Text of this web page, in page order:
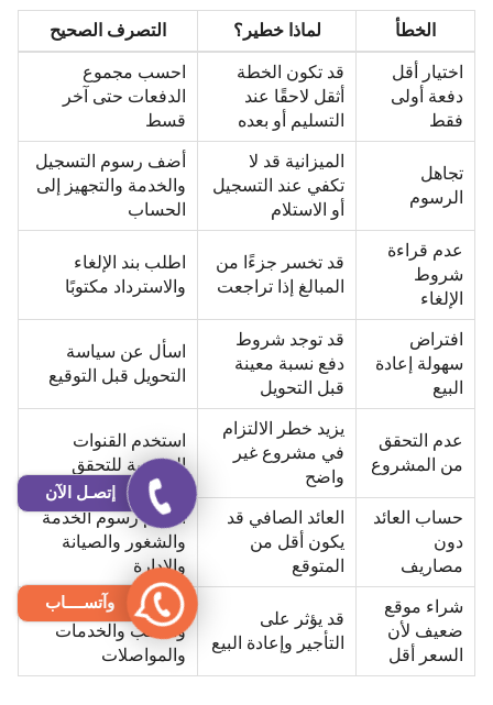
الخطأ لماذا خطير؟ التصرف الصحيح
اختيار أقل
دفعة أولى
فقط
قد تكون الخطة
أثقل لاحقًا عند
التسليم أو بعده
احسب مجموع
الدفعات حتى آخر
قسط
تجاهل
الرسوم
الميزانية قد لا
تكفي عند التسجيل
أو الاستلام
أضف رسوم التسجيل
والخدمة والتجهيز إلى
الحساب
عدم قراءة
شروط
الإلغاء
قد تخسر جزءًا من
المبالغ إذا تراجعت
اطلب بند الإلغاء
والاسترداد مكتوبًا
افتراض
سهولة إعادة
البيع
قد توجد شروط
دفع نسبة معينة
قبل التحويل
اسأل عن سياسة
التحويل قبل التوقيع
عدم التحقق
من المشروع
يزيد خطر الالتزام
في مشروع غير
واضح
استخدم القنوات
الرسمية للتحقق
حساب العائد
دون
مصاريف
العائد الصافي قد
يكون أقل من
المتوقع
اخصم رسوم الخدمة
والشغور والصيانة
والإدارة
شراء موقع
ضعيف لأن
السعر أقل
قد يؤثر على
التأجير وإعادة البيع
وازن بين السعر
والطلب والخدمات
والمواصلات
إتصـل الآن
وآتســــاب